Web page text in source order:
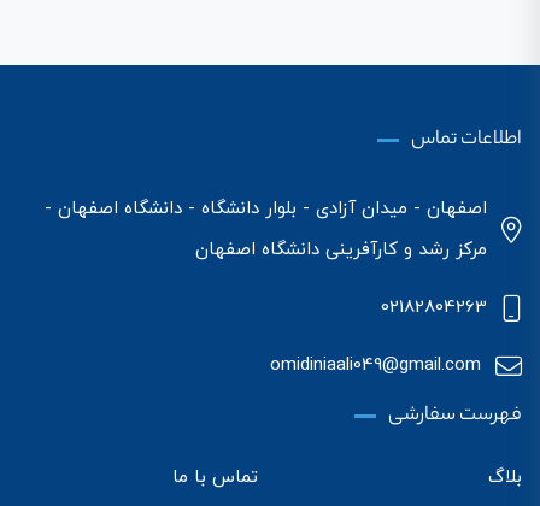
اطلاعات تماس
اصفهان - میدان آزادی - بلوار دانشگاه - دانشگاه اصفهان -
مرکز رشد و کارآفرینی دانشگاه اصفهان
02182804263
omidiniaali049@gmail.com
فهرست سفارشی
بلاگ
تماس با ما